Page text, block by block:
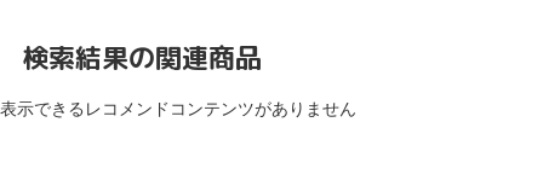
検索結果の関連商品
表示できるレコメンドコンテンツがありません